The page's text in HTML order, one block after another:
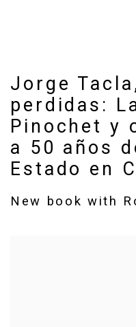
Jorge
perdidas:
Pinochet y
a 50 años
Estado en
New book with